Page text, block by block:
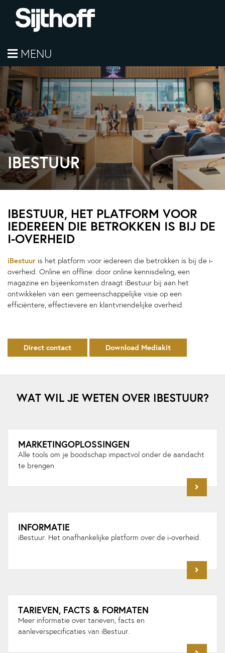
MENU
IBESTUUR
IBESTUUR, HET PLATFORM VOOR
IEDEREEN DIE BETROKKEN IS BIJ DE
I-OVERHEID
iBestuur is het platform voor iedereen die betrokken is bij de i-
overheid. Online en offline: door online kennisdeling, een
magazine en bijeenkomsten draagt iBestuur bij aan het
ontwikkelen van een gemeenschappelijke visie op een
efficiëntere, effectievere en klantvriendelijke overheid.
Direct contact Download Mediakit
WAT WIL JE WETEN OVER IBESTUUR?
MARKETINGOPLOSSINGEN
Alle tools om je boodschap impactvol onder de aandacht
te brengen.
INFORMATIE
iBestuur. Het onafhankelijke platform over de i-overheid.
TARIEVEN, FACTS & FORMATEN
Meer informatie over tarieven, facts en
aanleverspecificaties van iBestuur.